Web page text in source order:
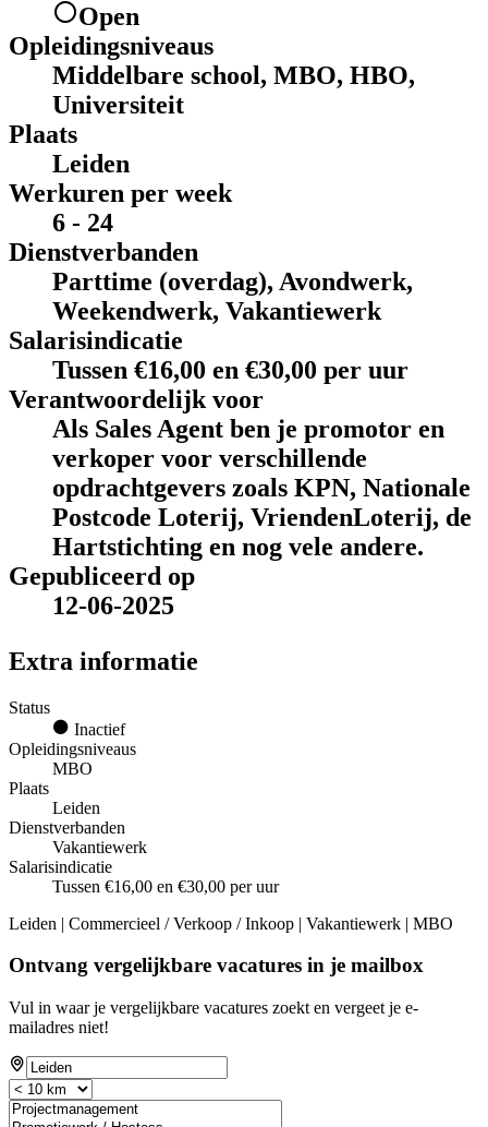
Open
Opleidingsniveaus
Middelbare school, MBO, HBO,
Universiteit
Plaats
Leiden
Werkuren per week
6 - 24
Dienstverbanden
Parttime (overdag), Avondwerk,
Weekendwerk, Vakantiewerk
Salarisindicatie
Tussen €16,00 en €30,00 per uur
Verantwoordelijk voor
Als Sales Agent ben je promotor en
verkoper voor verschillende
opdrachtgevers zoals KPN, Nationale
Postcode Loterij, VriendenLoterij, de
Hartstichting en nog vele andere.
Gepubliceerd op
12-06-2025
Extra informatie
Status
Inactief
Opleidingsniveaus
MBO
Plaats
Leiden
Dienstverbanden
Vakantiewerk
Salarisindicatie
Tussen €16,00 en €30,00 per uur
Leiden | Commercieel / Verkoop / Inkoop | Vakantiewerk | MBO
Ontvang vergelijkbare vacatures in je mailbox
Vul in waar je vergelijkbare vacatures zoekt en vergeet je e-
mailadres niet!